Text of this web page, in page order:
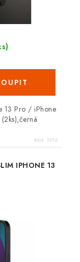
13 Pro / iPhone
Kód: 5916
IPHONE 13